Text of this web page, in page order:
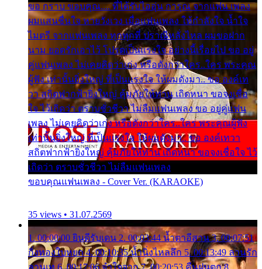
ขอ กราบ ขอบคุณ.... ที่ได้รับไออุ่น การุณ จากแฟน เพลง
ผมแสนชื่นใจ หายวังเวง เมื่อแฟนเพลง ให้กำลังใจ น้ำใจ
ไมตรี จากแฟนเพลง ทุกทุกที่ ปราณีหลั่งไหล ผมขอฝาก
นาม ยอดรักเอาไว้ โปรดเป็นแรงใจ อย่างนี้เรื่อยไป ขอ อยู่
คู่แฟนเพลง ไม่เคยคิดว่าเก่ง หรือดังกว่าใคร..ใคร พระคุณ
ผู้ฟัง เท่านั้นยิ่งใหญ่ ที่เป็นแรงใจ ให้ผมดังมา.. ขอ องค์เท
วา สถิตฟากฟ้ายิ่งใหญ่ คุ้มภัยให้ท่าน เถิดหนา ขอจงเชื่อ
ใจ ไว้เถิดว่า ตราบชั่วชีวา ไม่ลืมแฟนเพลง ขอ อยู่คู่แฟน
เพลง ไม่เคยคิดว่าเก่ง หรือดังกว่าใคร..ใคร พระคุณผู้ฟัง
เท่านั้นยิ่งใหญ่ ที่เป็นแรงใจ ให้ผมดังมา.. ขอ องค์เทวา
สถิตฟากฟ้ายิ่งใหญ่ คุ้มภัยให้ท่าน เถิดหนา ขอจงเชื่อใจ ไว้
เถิดว่า ตราบชั่วชีวา ไม่ลืมแฟนเพลง
ขอบคุณแฟนเพลง - Cover Ver. (KARAOKE)
35 views • 31.07.2569
1. 00:00:00 ยินดีรับเดน 2. 00:03:44 น้ำตาอีสาน 3. 00:07:51
กิ่งทองใบหยก 4. 00:10:35 น้ำนิ่งไหลลึก 5. 00:13:49 ลานรัก
ลานเท 6. 00:17:06 จำใจจาก 7. 00:20:53 คืนฝนตก 8.